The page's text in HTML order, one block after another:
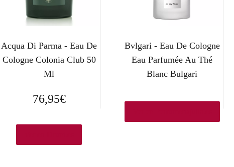
Acqua Di Parma - Eau De
Cologne Colonia Club 50
Ml
76,95€
Bvlgari - Eau De Cologne
Eau Parfumée Au Thé
Blanc Bulgari